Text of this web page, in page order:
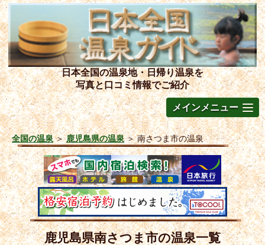
日本全国の温泉地・日帰り温泉を
写真と口コミ情報でご紹介
メインメニュー
全国の温泉＞鹿児島県の温泉＞南さつま市の温泉
鹿児島県南さつま市の温泉一覧